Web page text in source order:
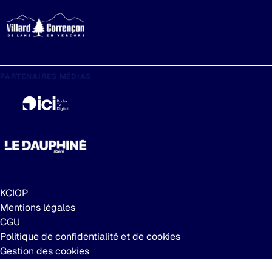
KCIOP
Mentions légales
CGU
Politique de confidentialité et de cookies
Gestion des cookies